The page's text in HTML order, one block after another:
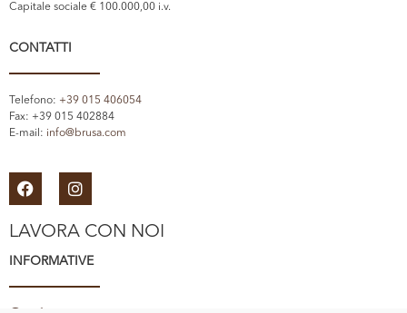
Capitale sociale € 100.000,00 i.v.
CONTATTI
Telefono: +39 015 406054
Fax: +39 015 402884
E-mail: info@brusa.com
LAVORA CON NOI
INFORMATIVE